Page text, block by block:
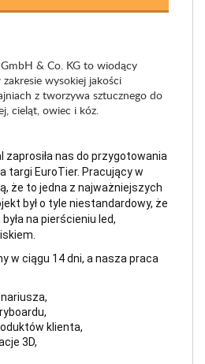
GmbH & Co. KG to wiodący
wysokiej jakości
z tworzywa sztucznego do
cieląt, owiec i kóz.
targi EuroTier. Pracujący w
że to jedna z najważniejszych
był o tyle niestandardowy, że
na pierścieniu led,
w ciągu 14 dni, a nasza praca
klienta,
3D,